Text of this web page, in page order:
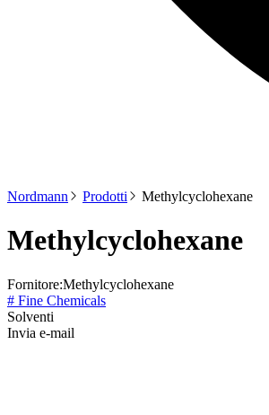
Nordmann Prodotti Methylcyclohexane
Methylcyclohexane
Fornitore:Methylcyclohexane
# Fine Chemicals
Solventi
Invia e-mail